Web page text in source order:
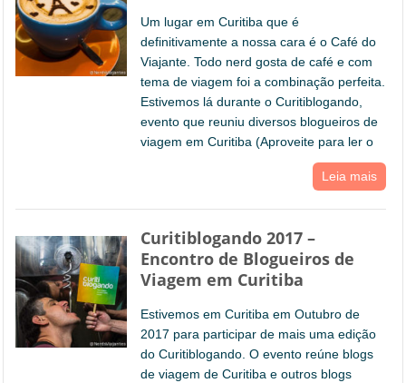
Um lugar em Curitiba que é
definitivamente a nossa cara é o Café do
Viajante. Todo nerd gosta de café e com
tema de viagem foi a combinação perfeita.
Estivemos lá durante o Curitiblogando,
evento que reuniu diversos blogueiros de
viagem em Curitiba (Aproveite para ler o
Leia mais
Curitiblogando 2017 –
Encontro de Blogueiros de
Viagem em Curitiba
Estivemos em Curitiba em Outubro de
2017 para participar de mais uma edição
do Curitiblogando. O evento reúne blogs
de viagem de Curitiba e outros blogs